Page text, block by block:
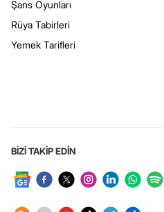
Şans Oyunları
Rüya Tabirleri
Yemek Tarifleri
BİZİ TAKİP EDİN